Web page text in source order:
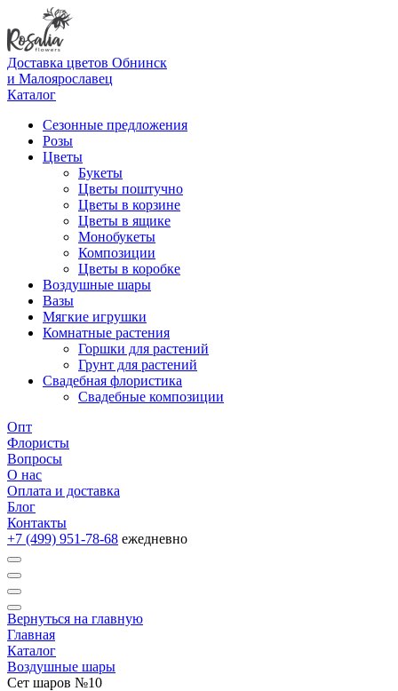
Доставка цветов Обнинск
и Малоярославец
Каталог
Сезонные предложения
Розы
Цветы
Букеты
Цветы поштучно
Цветы в корзине
Цветы в ящике
Монобукеты
Композиции
Цветы в коробке
Воздушные шары
Вазы
Мягкие игрушки
Комнатные растения
Горшки для растений
Грунт для растений
Свадебная флористика
Свадебные композиции
Опт
Флористы
Вопросы
О нас
Оплата и доставка
Блог
Контакты
+7 (499) 951-78-68 ежедневно
Вернуться на главную
Главная
Каталог
Воздушные шары
Сет шаров №10